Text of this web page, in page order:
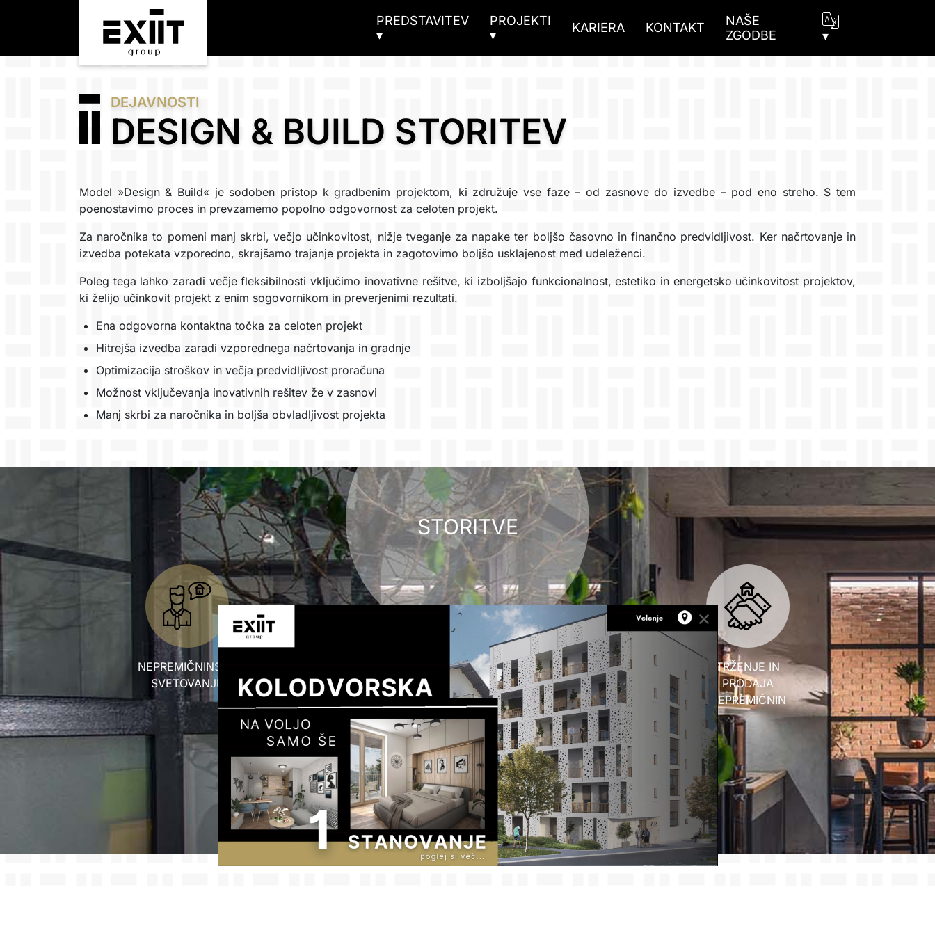
PREDSTAVITEV
▾
PROJEKTI
▾
KARIERA KONTAKT
NAŠE
ZGODBE
▾
DEJAVNOSTI
DESIGN & BUILD STORITEV
Model »Design & Build« je sodoben pristop k gradbenim projektom, ki združuje vse faze – od zasnove do izvedbe – pod eno streho. S tem
poenostavimo proces in prevzamemo popolno odgovornost za celoten projekt.
Za naročnika to pomeni manj skrbi, večjo učinkovitost, nižje tveganje za napake ter boljšo časovno in finančno predvidljivost. Ker načrtovanje in
izvedba potekata vzporedno, skrajšamo trajanje projekta in zagotovimo boljšo usklajenost med udeleženci.
Poleg tega lahko zaradi večje fleksibilnosti vključimo inovativne rešitve, ki izboljšajo funkcionalnost, estetiko in energetsko učinkovitost projektov,
ki želijo učinkovit projekt z enim sogovornikom in preverjenimi rezultati.
Ena odgovorna kontaktna točka za celoten projekt
Hitrejša izvedba zaradi vzporednega načrtovanja in gradnje
Optimizacija stroškov in večja predvidljivost proračuna
Možnost vključevanja inovativnih rešitev že v zasnovi
Manj skrbi za naročnika in boljša obvladljivost projekta
STORITVE
NEPREMIČNINSKO
SVETOVANJE
SVETOVALNI
INŽENIRING
IZVAJALSKI
INŽENIRING
DESIGN & BUILD
STORITEV
TRŽENJE IN
PRODAJA
NEPREMIČNIN